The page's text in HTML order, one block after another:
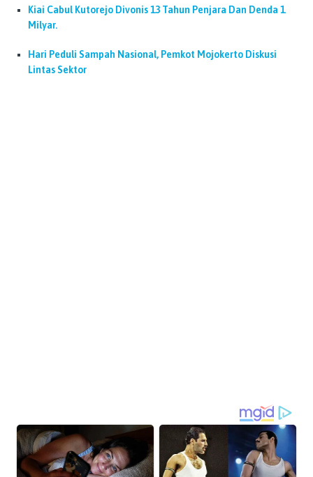
Kiai Cabul Kutorejo Divonis 13 Tahun Penjara Dan Denda 1
Milyar.
Hari Peduli Sampah Nasional, Pemkot Mojokerto Diskusi
Lintas Sektor